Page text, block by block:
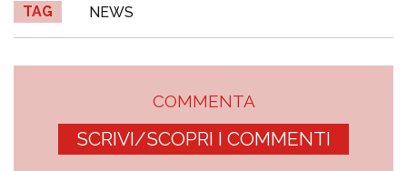
TAG NEWS
COMMENTA
SCRIVI/SCOPRI I COMMENTI